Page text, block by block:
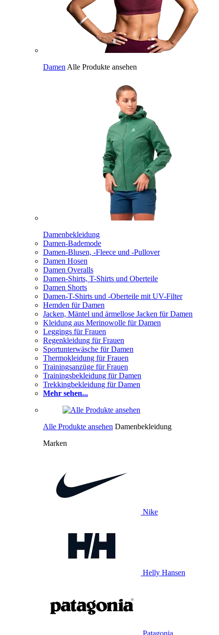
Damen Alle Produkte ansehen
Damenbekleidung
Damen-Bademode
Damen-Blusen, -Fleece und -Pullover
Damen Hosen
Damen Overalls
Damen-Shirts, T-Shirts und Oberteile
Damen Shorts
Damen-T-Shirts und -Oberteile mit UV-Filter
Hemden für Damen
Jacken, Mäntel und ärmellose Jacken für Damen
Kleidung aus Merinowolle für Damen
Leggings für Frauen
Regenkleidung für Frauen
Sportunterwäsche für Damen
Thermokleidung für Frauen
Trainingsanzüge für Frauen
Trainingsbekleidung für Damen
Trekkingbekleidung für Damen
Mehr sehen...
Alle Produkte ansehen Damenbekleidung
Marken
Nike
Helly Hansen
Patagonia